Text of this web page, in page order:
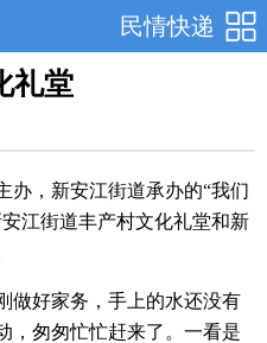
民情快递
礼堂
办，新安江街道承办的“我们
江街道丰产村文化礼堂和新
做好家务，手上的水还没有
，匆匆忙忙赶来了。一看是